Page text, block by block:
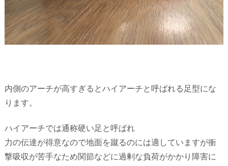
内側のアーチが高すぎるとハイアーチと呼ばれる足型にな
ります。
ハイアーチでは通称硬い足と呼ばれ
力の伝達が得意なので地面を蹴るのには適していますが衝
撃吸収が苦手なため関節などに過剰な負荷がかかり障害に